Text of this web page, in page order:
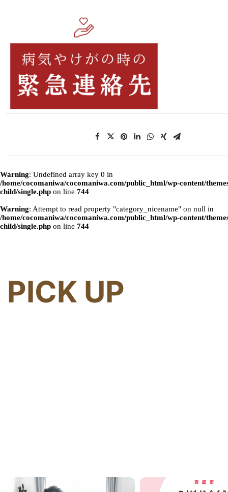
Warning: Undefined array key 0 in
/home/cocomaniwa/cocomaniwa.com/public_html/wp-content/
child/single.php on line 744
Warning: Attempt to read property "category_nicename" on null in
/home/cocomaniwa/cocomaniwa.com/public_html/wp-content/
child/single.php on line 744
PICK UP